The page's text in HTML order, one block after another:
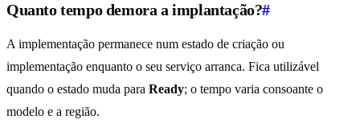
Quanto tempo demora a implantação?#
A implementação permanece num estado de criação ou
implementação enquanto o seu serviço arranca. Fica utilizável
quando o estado muda para Ready; o tempo varia consoante o
modelo e a região.